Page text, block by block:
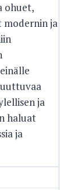
ohuet,
ja
ja
haluat
ja